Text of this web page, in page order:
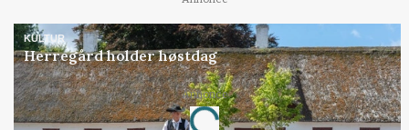
KULTUR
Herregård holder høstdag
Annonce
Loading...